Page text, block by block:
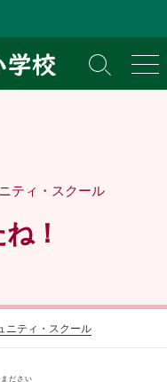
検
索
メ
ニ
ティ・スクール
！
ニティ・スクール
ださい